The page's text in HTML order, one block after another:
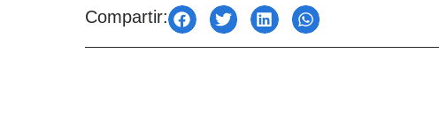
Compartir: